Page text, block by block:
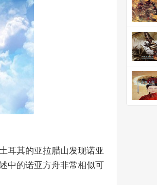
耳其的亚拉腊山发现诺亚
中的诺亚方舟非常相似可